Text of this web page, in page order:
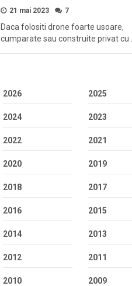
21 mai 2023 7
Daca folositi drone foarte usoare,
cumparate sau construite privat cu …
2026 2025
2024 2023
2022 2021
2020 2019
2018 2017
2016 2015
2014 2013
2012 2011
2010 2009